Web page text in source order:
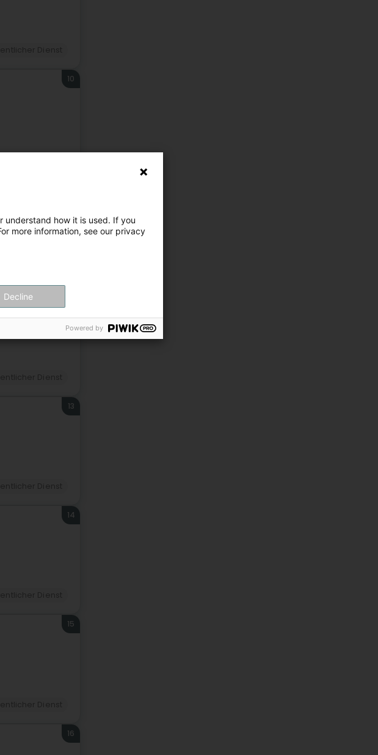
10
13
14
15
16
understand how it is used. If you
more information, see our privacy
Decline
Powered by